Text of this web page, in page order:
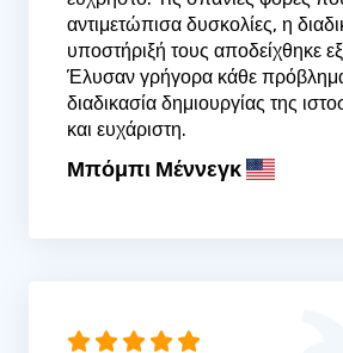
αντιμετώπισα δυσκολίες, η
υποστήριξή τους αποδείχθηκε
Έλυσαν γρήγορα κάθε
διαδικασία δημιουργίας της
και ευχάριστη.
Μπόμπι Μέννεγκ